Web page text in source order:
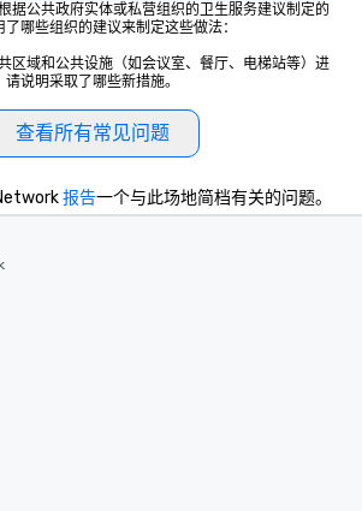
据公共政府实体或私营组织的卫生服务建议制定的
哪些组织的建议来制定这些做法：
区域和公共设施（如会议室、餐厅、电梯站等）进
说明采取了哪些新措施。
查看所有常见问题
报告一个与此场地简档有关的问题。